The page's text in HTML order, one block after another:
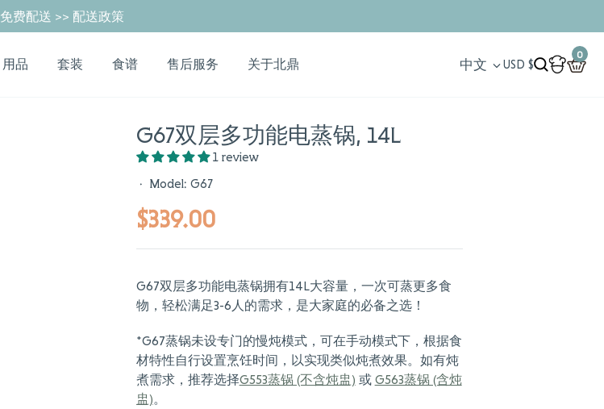
免费配送 >> 配送政策
用品 套装 食谱 售后服务 关于北鼎 中文 USD $Search
Account
0
Cart
G67双层多功能电蒸锅, 14L
1 review
· Model: G67
$339.00
G67双层多功能电蒸锅拥有14L大容量，一次可蒸更多食
物，轻松满足3-6人的需求，是大家庭的必备之选！
*G67蒸锅未设专门的慢炖模式，可在手动模式下，根据食
材特性自行设置烹饪时间，以实现类似炖煮效果。如有炖
煮需求，推荐选择G553蒸锅 (不含炖盅) 或 G563蒸锅 (含炖
盅)。